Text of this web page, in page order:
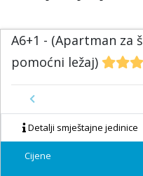
A6+1 - (Apartman za
pomoćni ležaj)
Previous
Detalji smještajne jedinice
Cijene